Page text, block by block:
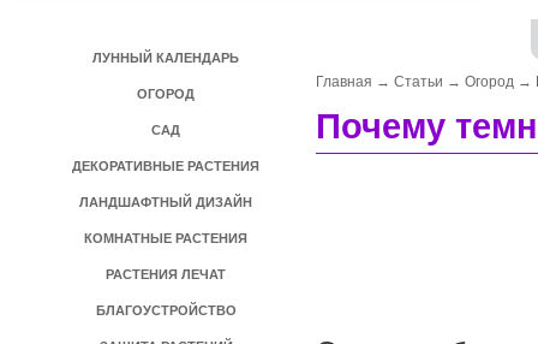
ЛУННЫЙ КАЛЕНДАРЬ
ОГОРОД
САД
ДЕКОРАТИВНЫЕ РАСТЕНИЯ
ЛАНДШАФТНЫЙ ДИЗАЙН
КОМНАТНЫЕ РАСТЕНИЯ
РАСТЕНИЯ ЛЕЧАТ
БЛАГОУСТРОЙСТВО
Главная → Статьи → Огород →
Почему